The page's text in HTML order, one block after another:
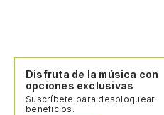
Disfruta de la música con
opciones exclusivas
Suscríbete para desbloquear
beneficios.